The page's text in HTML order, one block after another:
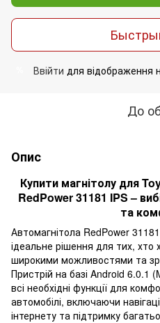
Ввійти для відображення
До
Опис
Купити магнітолу для
RedPower 31181 IPS –
та
Автомагнітола RedPower
ідеальне рішення для тих, хто
широкими можливостями та
Пристрій на базі Android 6.0.1
всі необхідні функції для
автомобілі, включаючи
інтернету та підтримку